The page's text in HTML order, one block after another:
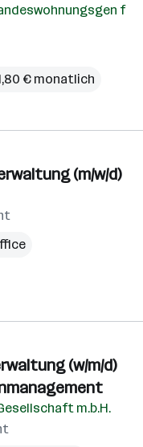
f
€ monatlich
(m/w/d)
(w/m/d)
m.b.H.